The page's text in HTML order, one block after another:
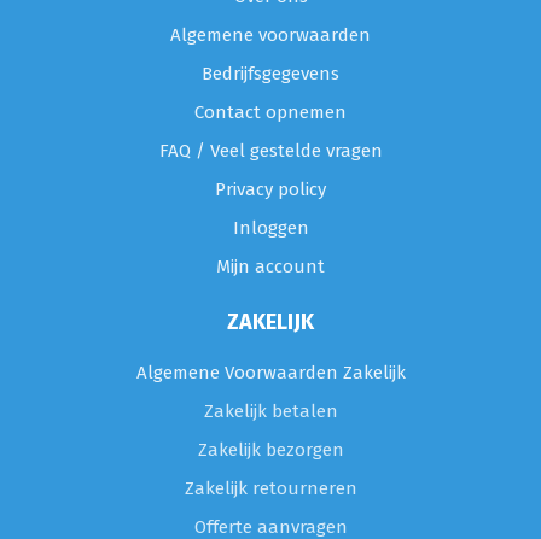
Algemene voorwaarden
Bedrijfsgegevens
Contact opnemen
FAQ / Veel gestelde vragen
Privacy policy
Inloggen
Mijn account
ZAKELIJK
Algemene Voorwaarden Zakelijk
Zakelijk betalen
Zakelijk bezorgen
Zakelijk retourneren
Offerte aanvragen